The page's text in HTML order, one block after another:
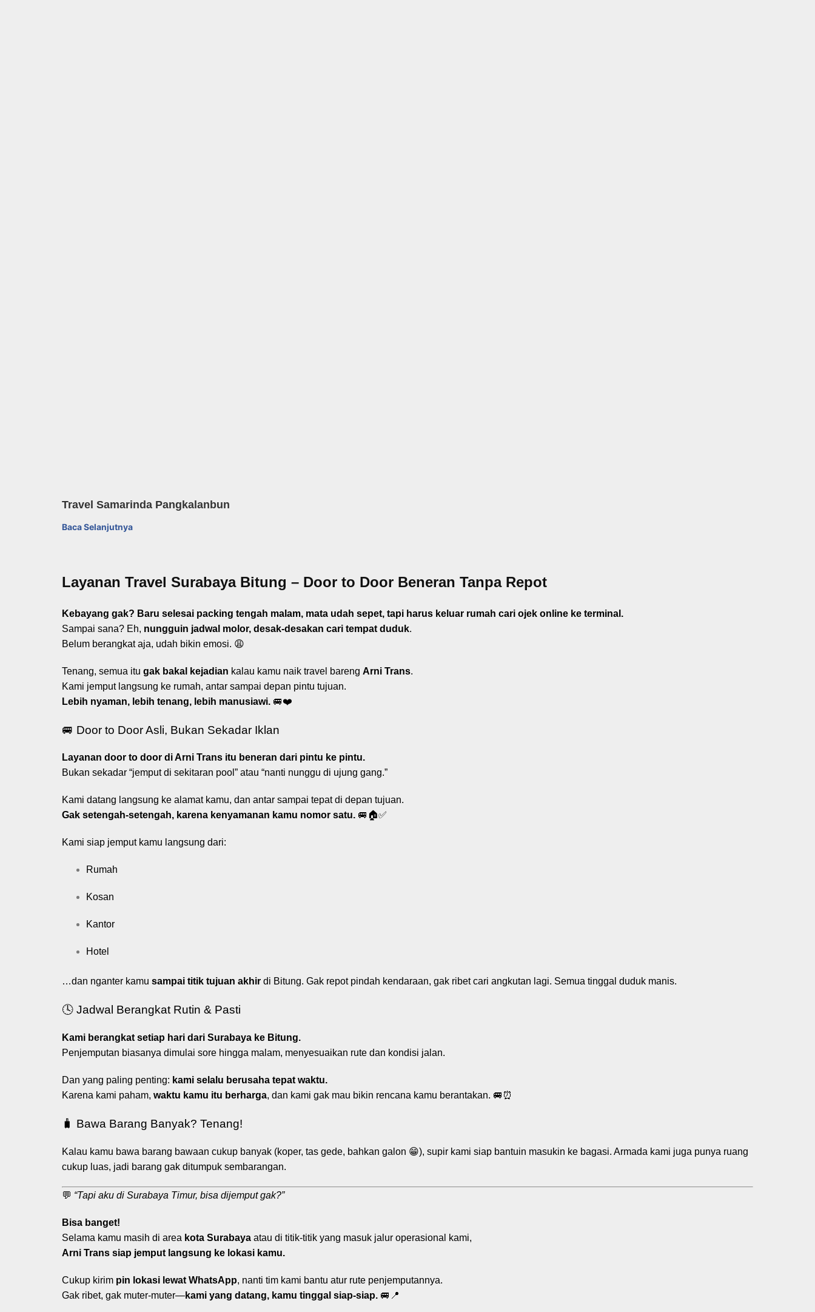
Travel Samarinda Pangkalanbun
Baca Selanjutnya
Layanan Travel Surabaya Bitung – Door to Door Beneran Tanpa Repot
Kebayang gak? Baru selesai packing tengah malam, mata udah sepet, tapi harus keluar rumah cari ojek online ke terminal.
Sampai sana? Eh, nungguin jadwal molor, desak-desakan cari tempat duduk.
Belum berangkat aja, udah bikin emosi. 😩
Tenang, semua itu gak bakal kejadian kalau kamu naik travel bareng Arni Trans.
Kami jemput langsung ke rumah, antar sampai depan pintu tujuan.
Lebih nyaman, lebih tenang, lebih manusiawi. 🚐❤️
🚐 Door to Door Asli, Bukan Sekadar Iklan
Layanan door to door di Arni Trans itu beneran dari pintu ke pintu.
Bukan sekadar “jemput di sekitaran pool” atau “nanti nunggu di ujung gang.”
Kami datang langsung ke alamat kamu, dan antar sampai tepat di depan tujuan.
Gak setengah-setengah, karena kenyamanan kamu nomor satu. 🚐🏠✅
Kami siap jemput kamu langsung dari:
Rumah
Kosan
Kantor
Hotel
…dan nganter kamu sampai titik tujuan akhir di Bitung. Gak repot pindah kendaraan, gak ribet cari angkutan lagi. Semua tinggal duduk manis.
🕓 Jadwal Berangkat Rutin & Pasti
Kami berangkat setiap hari dari Surabaya ke Bitung.
Penjemputan biasanya dimulai sore hingga malam, menyesuaikan rute dan kondisi jalan.
Dan yang paling penting: kami selalu berusaha tepat waktu.
Karena kami paham, waktu kamu itu berharga, dan kami gak mau bikin rencana kamu berantakan. 🚐⏰
🧳 Bawa Barang Banyak? Tenang!
Kalau kamu bawa barang bawaan cukup banyak (koper, tas gede, bahkan galon 😁), supir kami siap bantuin masukin ke bagasi. Armada kami juga punya ruang
cukup luas, jadi barang gak ditumpuk sembarangan.
💬 “Tapi aku di Surabaya Timur, bisa dijemput gak?”
Bisa banget!
Selama kamu masih di area kota Surabaya atau di titik-titik yang masuk jalur operasional kami,
Arni Trans siap jemput langsung ke lokasi kamu.
Cukup kirim pin lokasi lewat WhatsApp, nanti tim kami bantu atur rute penjemputannya.
Gak ribet, gak muter-muter—kami yang datang, kamu tinggal siap-siap. 🚐📍